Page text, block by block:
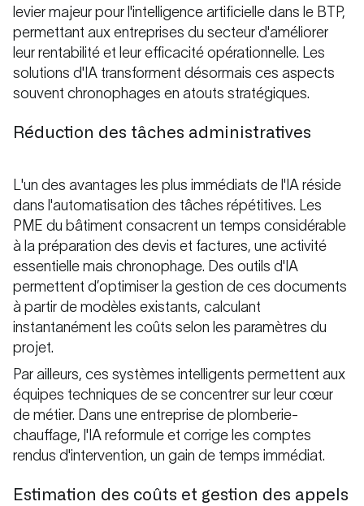
levier majeur pour l'intelligence artificielle dans le BTP,
permettant aux entreprises du secteur d'améliorer
leur rentabilité et leur efficacité opérationnelle. Les
solutions d'IA transforment désormais ces aspects
souvent chronophages en atouts stratégiques.
Réduction des tâches administratives
L'un des avantages les plus immédiats de l'IA réside
dans l'automatisation des tâches répétitives. Les
PME du bâtiment consacrent un temps considérable
à la préparation des devis et factures, une activité
essentielle mais chronophage. Des outils d'IA
permettent d’optimiser la gestion de ces documents
à partir de modèles existants, calculant
instantanément les coûts selon les paramètres du
projet.
Par ailleurs, ces systèmes intelligents permettent aux
équipes techniques de se concentrer sur leur cœur
de métier. Dans une entreprise de plomberie-
chauffage, l'IA reformule et corrige les comptes
rendus d'intervention, un gain de temps immédiat.
Estimation des coûts et gestion des appels